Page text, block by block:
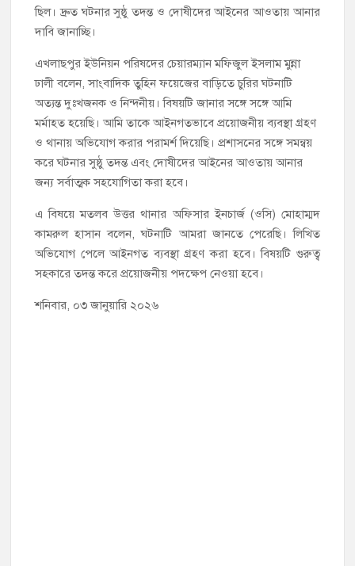
ছিল। দ্রুত ঘটনার সুষ্ঠু তদন্ত ও দোষীদের আইনের আওতায় আনার
দাবি জানাচ্ছি।
এখলাছপুর ইউনিয়ন পরিষদের চেয়ারম্যান মফিজুল ইসলাম মুন্না
ঢালী বলেন, সাংবাদিক তুহিন ফয়েজের বাড়িতে চুরির ঘটনাটি
অত্যন্ত দুঃখজনক ও নিন্দনীয়। বিষয়টি জানার সঙ্গে সঙ্গে আমি
মর্মাহত হয়েছি। আমি তাকে আইনগতভাবে প্রয়োজনীয় ব্যবস্থা গ্রহণ
ও থানায় অভিযোগ করার পরামর্শ দিয়েছি। প্রশাসনের সঙ্গে সমন্বয়
করে ঘটনার সুষ্ঠু তদন্ত এবং দোষীদের আইনের আওতায় আনার
জন্য সর্বাত্মক সহযোগিতা করা হবে।
এ বিষয়ে মতলব উত্তর থানার অফিসার ইনচার্জ (ওসি) মোহাম্মদ
কামরুল হাসান বলেন, ঘটনাটি আমরা জানতে পেরেছি। লিখিত
অভিযোগ পেলে আইনগত ব্যবস্থা গ্রহণ করা হবে। বিষয়টি গুরুত্ব
সহকারে তদন্ত করে প্রয়োজনীয় পদক্ষেপ নেওয়া হবে।
শনিবার, ০৩ জানুয়ারি ২০২৬